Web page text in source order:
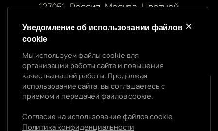
127051, Россия, Москва, Цветной
Реквизиты компании
ООО “МЭФ ЛИГАЛ”
ИНН 7704874992
ОГРН 5147746145718
Уведомление об использовании cookie
работы сайта и повышения качества нашей работы.
Продолжая использование сайта, вы
Уведомление об использовании файлов
cookie
Мы используем файлы cookie для
организации работы сайта и повышения
качества нашей работы. Продолжая
использование сайта, вы соглашаетесь с
приемом и передачей файлов cookie.
Согласие на использование файлов cookie
Политика конфиденциальности